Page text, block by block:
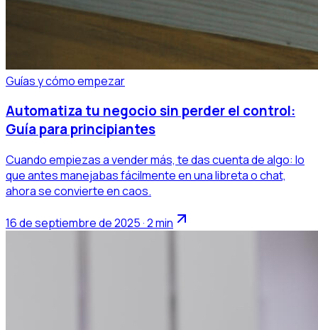
Guías y cómo empezar
Automatiza tu negocio sin perder el control:
Guía para principiantes
Cuando empiezas a vender más, te das cuenta de algo: lo
que antes manejabas fácilmente en una libreta o chat,
ahora se convierte en caos.
16 de septiembre de 2025 · 2 min